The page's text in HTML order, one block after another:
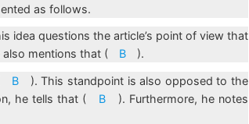
as follows.
idea questions the article’s point of view that
mentions that ( B ).
B). This standpoint is also opposed to the
he tells that ( B). Furthermore, he notes